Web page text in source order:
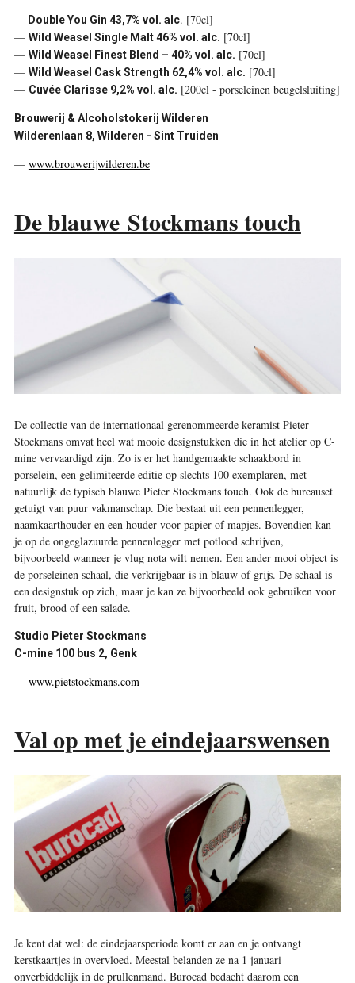
—Double You Gin 43,7% vol. alc. [70cl]
— Wild Weasel Single Malt 46% vol. alc. [70cl]
— Wild Weasel Finest Blend – 40% vol. alc. [70cl]
— Wild Weasel Cask Strength 62,4% vol. alc. [70cl]
— Cuvée Clarisse 9,2% vol. alc. [200cl - porseleinen beugelsluiting]
Brouwerij & Alcoholstokerij Wilderen
Wilderenlaan 8, Wilderen - Sint Truiden
— www.brouwerijwilderen.be
De blauwe Stockmans touch
De collectie van de internationaal gerenommeerde keramist Pieter
Stockmans omvat heel wat mooie designstukken die in het atelier op C-
mine vervaardigd zijn. Zo is er het handgemaakte schaakbord in
porselein, een gelimiteerde editie op slechts 100 exemplaren, met
natuurlijk de typisch blauwe Pieter Stockmans touch. Ook de bureauset
getuigt van puur vakmanschap. Die bestaat uit een pennenlegger,
naamkaarthouder en een houder voor papier of mapjes. Bovendien kan
je op de ongeglazuurde pennenlegger met potlood schrijven,
bijvoorbeeld wanneer je vlug nota wilt nemen. Een ander mooi object is
de porseleinen schaal, die verkrijgbaar is in blauw of grijs. De schaal is
een designstuk op zich, maar je kan ze bijvoorbeeld ook gebruiken voor
fruit, brood of een salade.
Studio Pieter Stockmans
C-mine 100 bus 2, Genk
— www.pietstockmans.com
Val op met je eindejaarswensen
Je kent dat wel: de eindejaarsperiode komt er aan en je ontvangt
kerstkaartjes in overvloed. Meestal belanden ze na 1 januari
onverbiddelijk in de prullenmand. Burocad bedacht daarom een